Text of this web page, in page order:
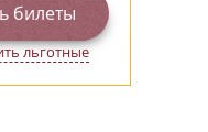
билеты
льготные